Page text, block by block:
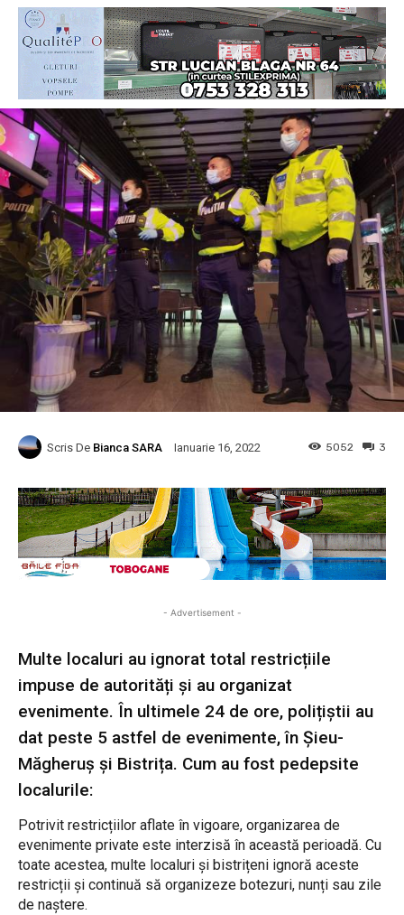
Scris De Bianca SARA Ianuarie 16, 2022 3
5052
- Advertisement -
Multe localuri au ignorat total restricțiile
impuse de autorități și au organizat
evenimente. În ultimele 24 de ore, polițiștii au
dat peste 5 astfel de evenimente, în Șieu-
Măgheruș și Bistrița. Cum au fost pedepsite
localurile:
Potrivit restricțiilor aflate în vigoare, organizarea de
evenimente private este interzisă în această perioadă. Cu
toate acestea, multe localuri și bistrițeni ignoră aceste
restricții și continuă să organizeze botezuri, nunți sau zile
de naștere.